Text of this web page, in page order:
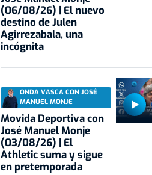
(06/08/26) | El nuevo
destino de Julen
Agirrezabala, una
incógnita
ONDA VASCA CON JOSÉ
MANUEL MONJE
Movida Deportiva con
José Manuel Monje
(03/08/26) | El
Athletic suma y sigue
en pretemporada